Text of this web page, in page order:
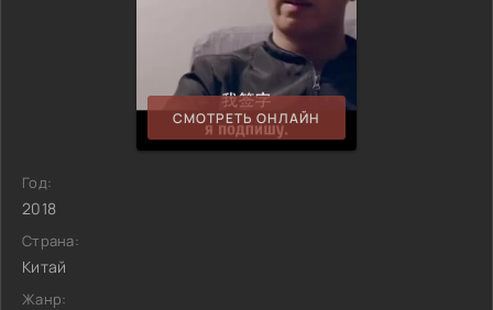
СМОТРЕТЬ ОНЛАЙН
Год:
2018
Страна:
Китай
Жанр: